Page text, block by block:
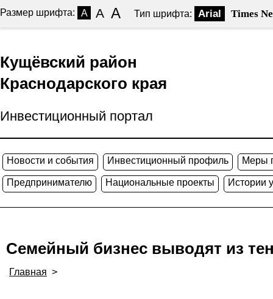
Размер шрифта: A A A Тип шрифта: Arial Times
Кущёвский район
Краснодарского края
Инвестиционный портал
Новости и события Инвестиционный профиль Меры
Предпринимателю Национальные проекты Истории
Семейный бизнес выводят из
Главная >